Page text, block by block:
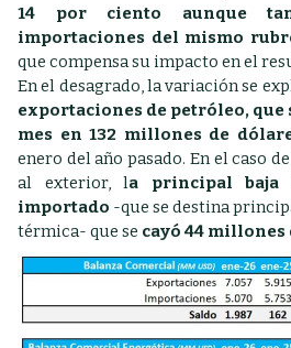
14 por ciento aunque
importaciones del mismo
que compensa su impacto en el
En el desagrado, la variación se
exportaciones de petróleo, que
mes en 132 millones de
enero del año pasado. En el caso
al exterior, la principal
importado -que se destina
térmica- que se cayó 44 millones